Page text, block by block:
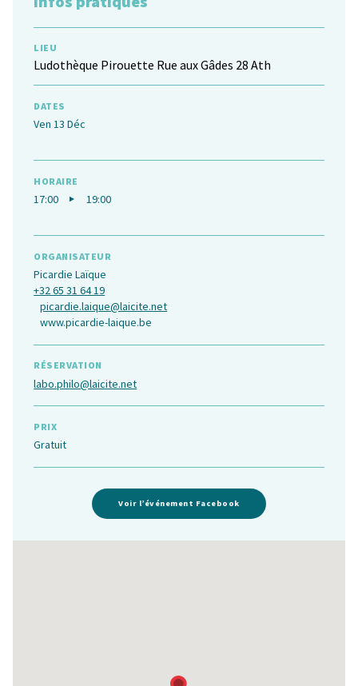
LIEU
Ludothèque Pirouette Rue aux Gâdes 28 Ath
DATES
Ven 13 Déc
HORAIRE
17:00 19:00
ORGANISATEUR
Picardie Laïque
+32 65 31 64 19
picardie.laique@laicite.net
www.picardie-laique.be
RÉSERVATION
labo.philo@laicite.net
PRIX
Gratuit
Voir l’événement Facebook